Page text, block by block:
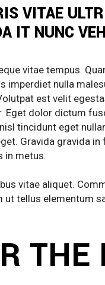
VITAE
IT NUNC
vitae tempus.
imperdiet nulla
est velit
Eget dolor dictum
tincidunt eget
Gravida gravida
in metus.
vitae aliquet.
ut tellus elementum
THE